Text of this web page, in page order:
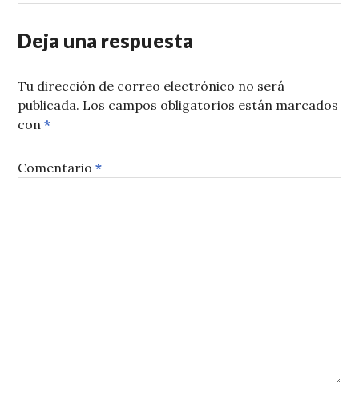
Deja una respuesta
Tu dirección de correo electrónico no será
publicada. Los campos obligatorios están marcados
con*
Comentario*